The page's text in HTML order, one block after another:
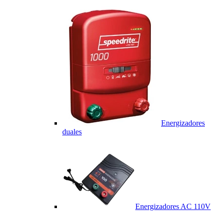
Energizadores
duales
Energizadores AC 110V